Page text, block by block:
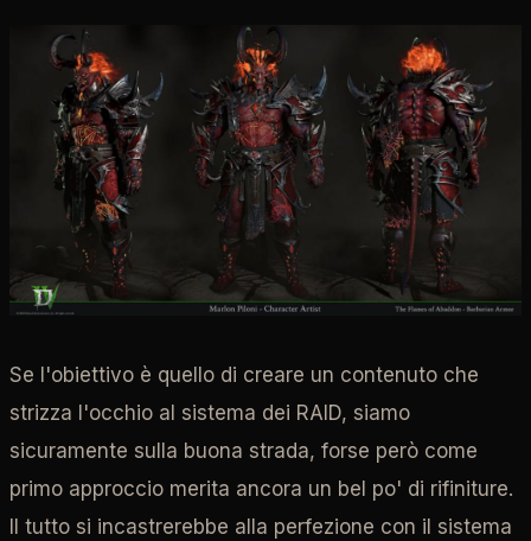
Se l'obiettivo è quello di creare un contenuto che
strizza l'occhio al sistema dei RAID, siamo
sicuramente sulla buona strada, forse però come
primo approccio merita ancora un bel po' di rifiniture.
Il tutto si incastrerebbe alla perfezione con il sistema